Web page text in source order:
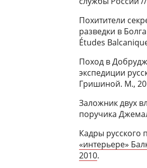
Похитители
разведки в
Études
Поход в
экспедиции
Гришиной. М.,
Заложник двух
поручика
Кадры русского
«интерьере»
2010.